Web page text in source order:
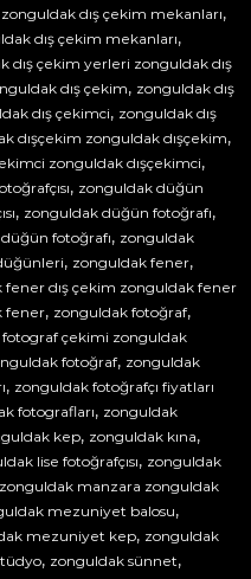
zonguldak dış çekim mekanları,
dış çekim mekanları,
dış çekim yerleri zonguldak dış
dış çekim, zonguldak dış
dış çekimci, zonguldak dış
dışçekim zonguldak dışçekim,
zonguldak dışçekimci,
, zonguldak düğün
, zonguldak düğün fotoğrafı,
fotoğrafı, zonguldak
, zonguldak fener,
fener dış çekim zonguldak fener
fener, zonguldak fotoğraf,
çekimi zonguldak
fotoğraf, zonguldak
, zonguldak fotoğrafçı fiyatları
fotografları, zonguldak
kep, zonguldak kına,
lise fotoğrafçısı, zonguldak
zonguldak manzara zonguldak
mezuniyet balosu,
mezuniyet kep, zonguldak
, zonguldak sünnet,